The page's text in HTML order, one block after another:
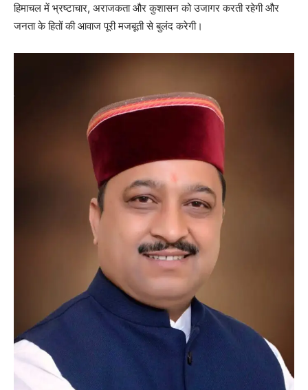
हिमाचल में भ्रष्टाचार, अराजकता और कुशासन को उजागर करती रहेगी और
जनता के हितों की आवाज पूरी मजबूती से बुलंद करेगी।